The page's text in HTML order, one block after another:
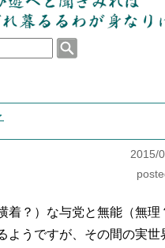
と聞きみれば遊ばれ暮るる
身なりけり
2015/
着？）な与党と無能（無理
ようですが、その間の実世